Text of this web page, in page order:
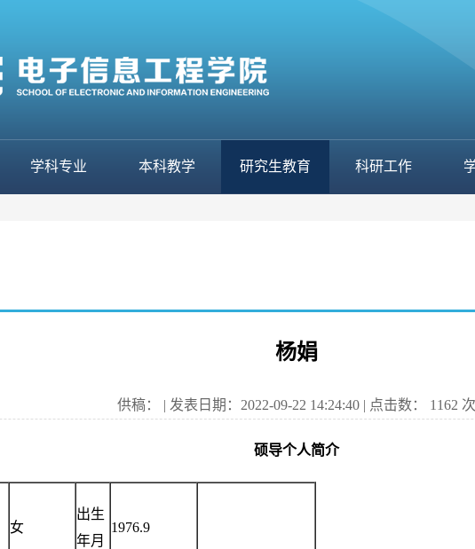
学科专业 本科教学 研究生教育 科研工作
杨娟
供稿： | 发表日期：2022-09-22 14:24:40 | 点击数： 1162 次
硕导个人简介
女
出生
年月
1976.9